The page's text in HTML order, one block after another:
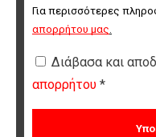
Για περισσότερες
απορρήτου μας.
Διάβασα και
απορρήτου *